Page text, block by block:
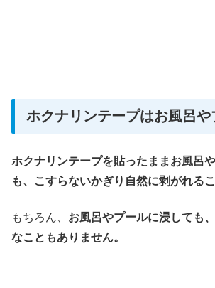
ホクナリンテープはお風呂
ホクナリンテープを貼ったままお風呂
も、こすらないかぎり自然に剥がれる
もちろん、 お風呂やプールに浸しても
なこともありません。